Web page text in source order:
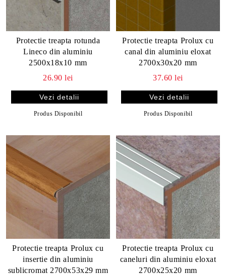
Protectie treapta rotunda
Lineco din aluminiu
2500x18x10 mm
26.90 lei
Vezi detalii
Produs Disponibil
Protectie treapta Prolux cu
canal din aluminiu eloxat
2700x30x20 mm
37.60 lei
Vezi detalii
Produs Disponibil
Protectie treapta Prolux cu
insertie din aluminiu
sublicromat 2700x53x29 mm
Protectie treapta Prolux cu
caneluri din aluminiu eloxat
2700x25x20 mm